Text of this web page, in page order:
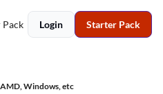
Login Starter Pack
Windows, etc